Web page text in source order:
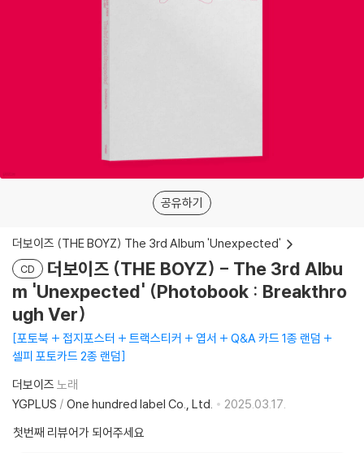
공유하기
더보이즈 (THE BOYZ) The 3rd Album 'Unexpected'
CD
더보이즈 (THE BOYZ) - The 3rd Albu
m 'Unexpected' (Photobook : Breakthro
ugh Ver)
포토북 + 접지포스터 + 트랙스티커 + 엽서 + Q&A 카드 1종 랜덤 +
셀피 포토카드 2종 랜덤
더보이즈 노래
YGPLUS / One hundred label Co., Ltd.
2025.03.17.
첫번째 리뷰어가 되어주세요